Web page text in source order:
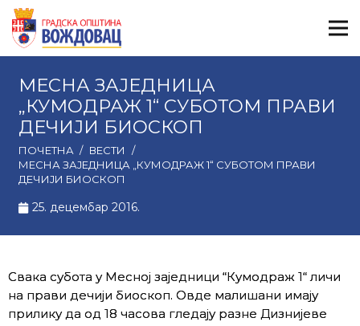
МЕСНА ЗАЈЕДНИЦА
„КУМОДРАЖ 1“ СУБОТОМ ПРАВИ
ДЕЧИЈИ БИОСКОП
ПОЧЕТНА / ВЕСТИ
/
МЕСНА ЗАЈЕДНИЦА „КУМОДРАЖ 1“ СУБОТОМ ПРАВИ
ДЕЧИЈИ БИОСКОП
25. децембар 2016.
Свака субота у Месној заједници “Кумодраж 1“ личи
на прави дечији биоскоп. Овде малишани имају
прилику да од 18 часова гледају разне Дизнијеве